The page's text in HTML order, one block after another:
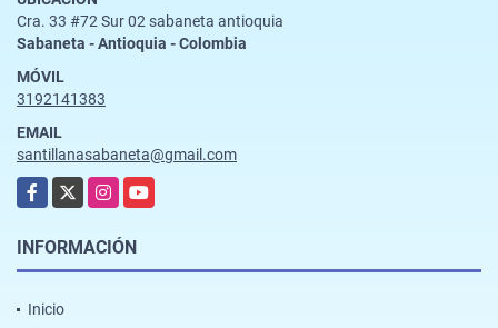
Cra. 33 #72 Sur 02 sabaneta antioquia
Sabaneta - Antioquia - Colombia
MÓVIL
3192141383
EMAIL
santillanasabaneta@gmail.com
Facebook
X InstagramYouTube
INFORMACIÓN
Inicio